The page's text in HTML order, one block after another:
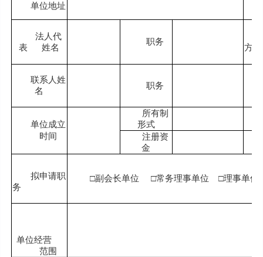
单位地址
法人代
表 姓名
职务
方式
联系人姓
名
职务
单位成立
所有制
形式
时间
注册资
金
拟申请职
务
□副会长单位 □常务理事单位 □理事单
单位经营
范围